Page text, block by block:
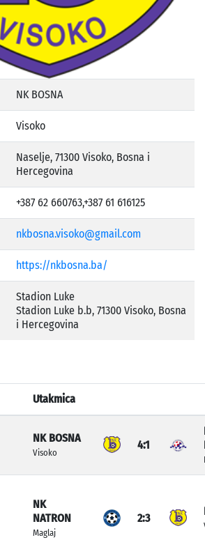
NK BOSNA
Visoko
Naselje, 71300 Visoko, Bosna i
Hercegovina
+387 62 660763,+387 61 616125
nkbosna.visoko@gmail.com
https://nkbosna.ba/
Stadion Luke
Stadion Luke b.b, 71300 Visoko, Bosna
i Hercegovina
Utakmica
NK BOSNA
Visoko
4:1
NK
NATRON
Maglaj
2:3